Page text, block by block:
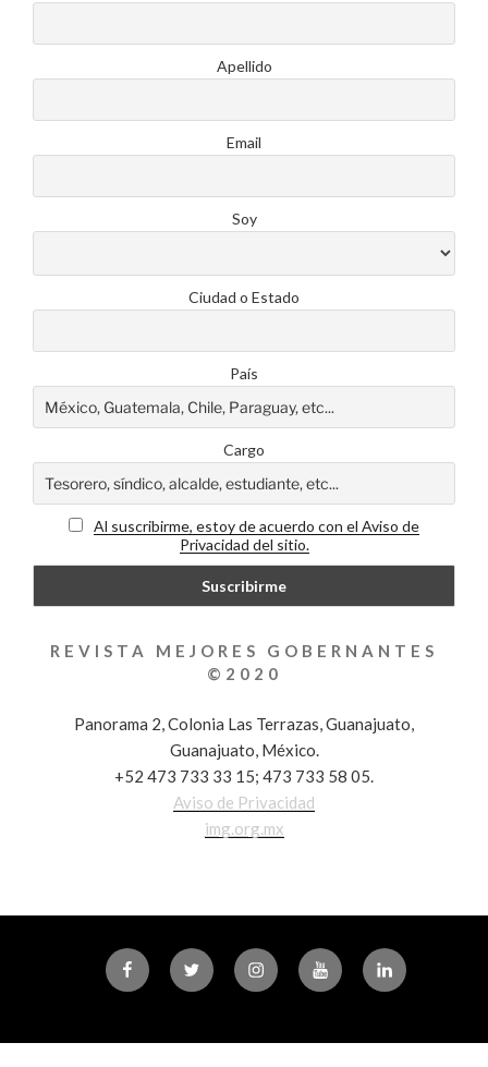
Apellido
Email
Soy
Ciudad o Estado
País
Cargo
Al suscribirme, estoy de acuerdo con el Aviso de
Privacidad del sitio.
REVISTA MEJORES GOBERNANTES
©2020
Panorama 2, Colonia Las Terrazas, Guanajuato,
Guanajuato, México.
+52 473 733 33 15; 473 733 58 05.
Aviso de Privacidad
img.org.mx
FacebookTwitter InstagramYoutube Linkedin